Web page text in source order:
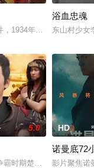
。在毛泽东（刘烨 饰）
，1934年中央苏区第五
浴血忠魂
东山村少女
斗者”罗盛教的真实事迹改
5.0
霸时期楚将庄蹻入滇，在
HD
诺曼底72
影片聚焦诺